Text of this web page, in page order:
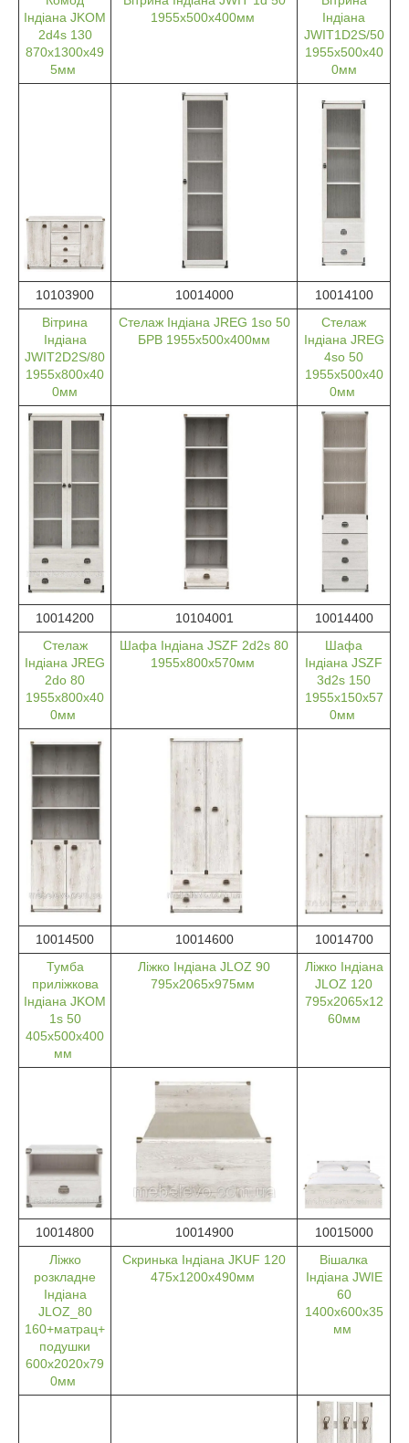
Індіана JKOM
2d4s 130
870х1300х49
5мм
1955х500х400мм
Індіана
JWIT1D2S/50
1955х500х40
0мм
10103900 10014000
10014100
Вітрина
Індіана
JWIT2D2S/80
1955х800х40
0мм
Стелаж Індіана JREG 1so 50
БРВ 1955х500х400мм
Стелаж
Індіана JREG
4so 50
1955х500х40
0мм
10014200 10104001
10014400
Стелаж
Індіана JREG
2do 80
1955х800х40
0мм
Шафа Індіана JSZF 2d2s 80
1955х800х570мм
Шафа
Індіана JSZF
3d2s 150
1955х150х57
0мм
10014500 10014600
10014700
Тумба
приліжкова
Індіана JKOM
1s 50
405х500х400
мм
Ліжко Індіана JLOZ 90
795х2065х975мм
Ліжко Індіана
JLOZ 120
795х2065х12
60мм
10014800 10014900
10015000
Ліжко
розкладне
Індіана
JLOZ_80
160+матрац+
подушки
600х2020х79
0мм
Скринька Індіана JKUF 120
475х1200х490мм
Вішалка
Індіана JWIE
60
1400х600х35
мм